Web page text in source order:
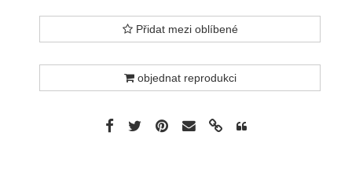
Přidat mezi oblíbené
objednat reprodukci